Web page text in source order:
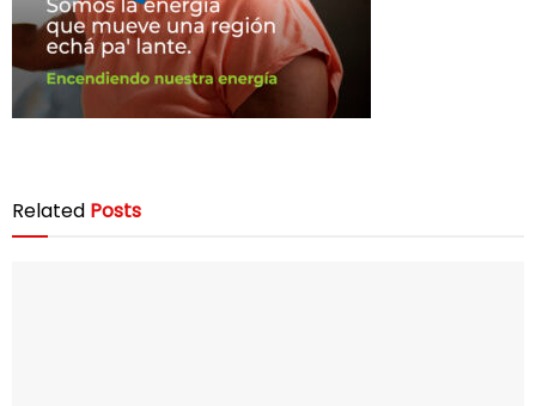
Related Posts